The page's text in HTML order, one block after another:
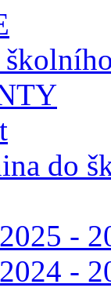
do
-
-